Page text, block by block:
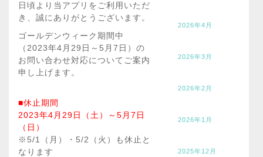
日頃より当アプリをご利用いただ
き、誠にありがとうございます。
ゴールデンウィーク期間中
（2023年4月29日～5月7日）の
お問い合わせ対応についてご案内
申し上げます。
■休止期間
2023年4月29日（土）～5月7日
（日）
※5/1（月）・5/2（火）も休止と
なります
2026年4月
2026年3月
2026年2月
2026年1月
2025年12月